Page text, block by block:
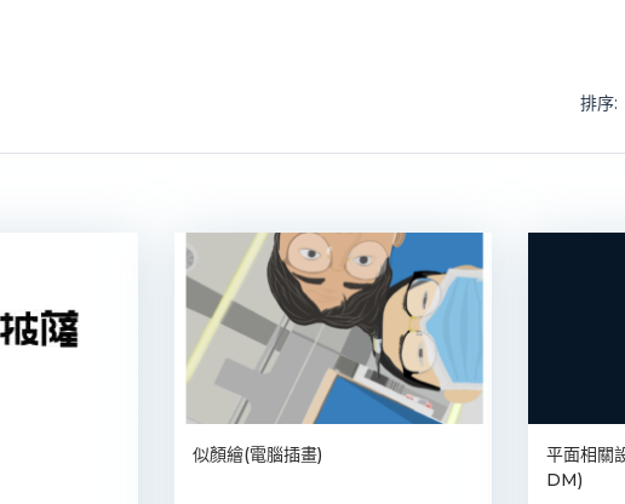
排序:
似顏繪(電腦插畫)
平面相關
DM)